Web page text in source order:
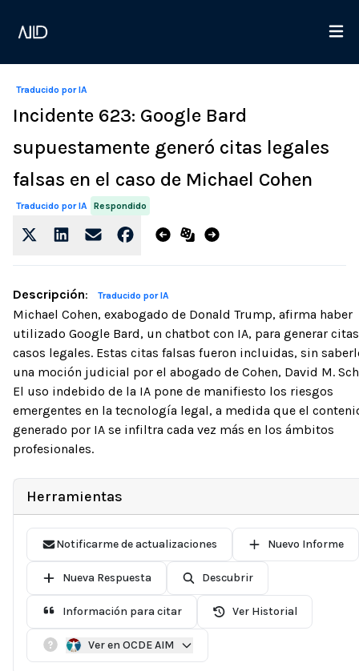
Traducido por IA
Incidente 623: Google Bard
supuestamente generó citas legales
falsas en el caso de Michael Cohen
Traducido por IA Respondido
Descripción: Traducido por IA
Michael Cohen, exabogado de Donald Trump, afirma haber
utilizado Google Bard, un chatbot con IA, para generar
casos legales. Estas citas falsas fueron incluidas, sin
una moción judicial por el abogado de Cohen, David M.
El uso indebido de la IA pone de manifiesto los riesgos
emergentes en la tecnología legal, a medida que el
generado por IA se infiltra cada vez más en los ámbitos
profesionales.
Herramientas
Notificarme de actualizaciones Nuevo Informe
Nueva Respuesta Descubrir
Información para citar Ver Historial
Ver en OCDE AIM